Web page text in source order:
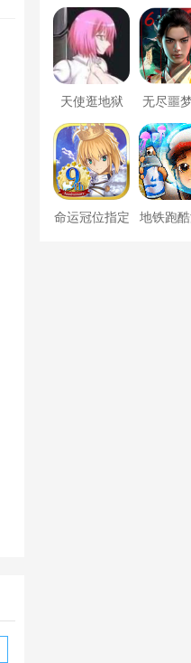
版内置
天使逛地狱 无尽噩
解版内
MOD修
命运冠位指定 地铁跑